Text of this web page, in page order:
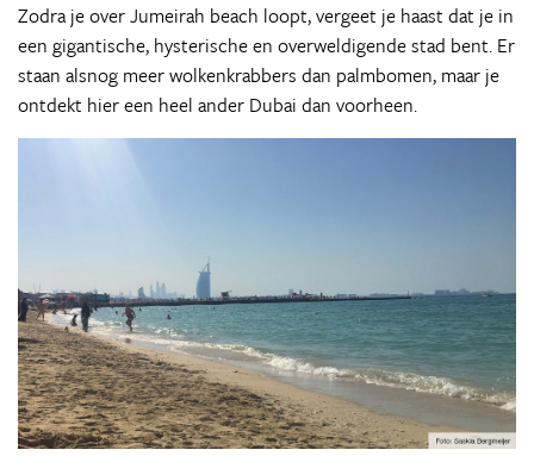
Zodra je over Jumeirah beach loopt, vergeet je haast dat je in
een gigantische, hysterische en overweldigende stad bent. Er
staan alsnog meer wolkenkrabbers dan palmbomen, maar je
ontdekt hier een heel ander Dubai dan voorheen.